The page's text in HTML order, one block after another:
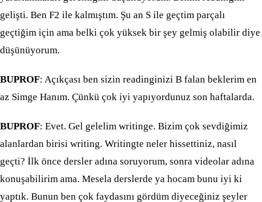
gelişti. Ben F2 ile kalmıştım. Şu an S ile geçtim parçalı
geçtiğim için ama belki çok yüksek bir şey gelmiş olabilir diye
düşünüyorum.
BUPROF: Açıkçası ben sizin readinginizi B falan beklerim en
az Simge Hanım. Çünkü çok iyi yapıyordunuz son haftalarda.
BUPROF: Evet. Gel gelelim writinge. Bizim çok sevdiğimiz
alanlardan birisi writing. Writingte neler hissettiniz, nasıl
geçti? İlk önce dersler adına soruyorum, sonra videolar adına
konuşabilirim ama. Mesela derslerde ya hocam bunu iyi ki
yaptık. Bunun ben çok faydasını gördüm diyeceğiniz şeyler